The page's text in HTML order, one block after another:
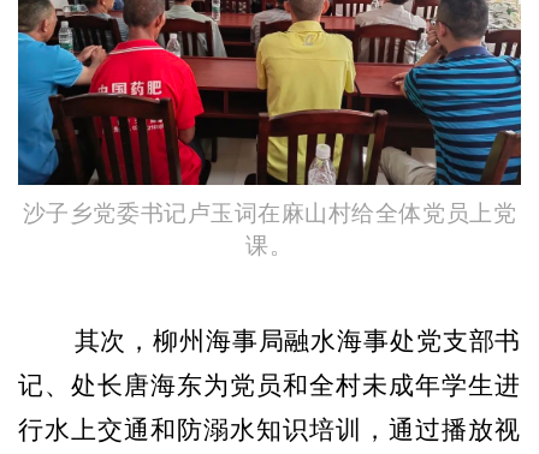
沙子乡党委书记卢玉词在麻山村给全体党员上党
课。
其次，柳州海事局融水海事处党支部书
记、处长唐海东为党员和全村未成年学生进
行水上交通和防溺水知识培训，通过播放视